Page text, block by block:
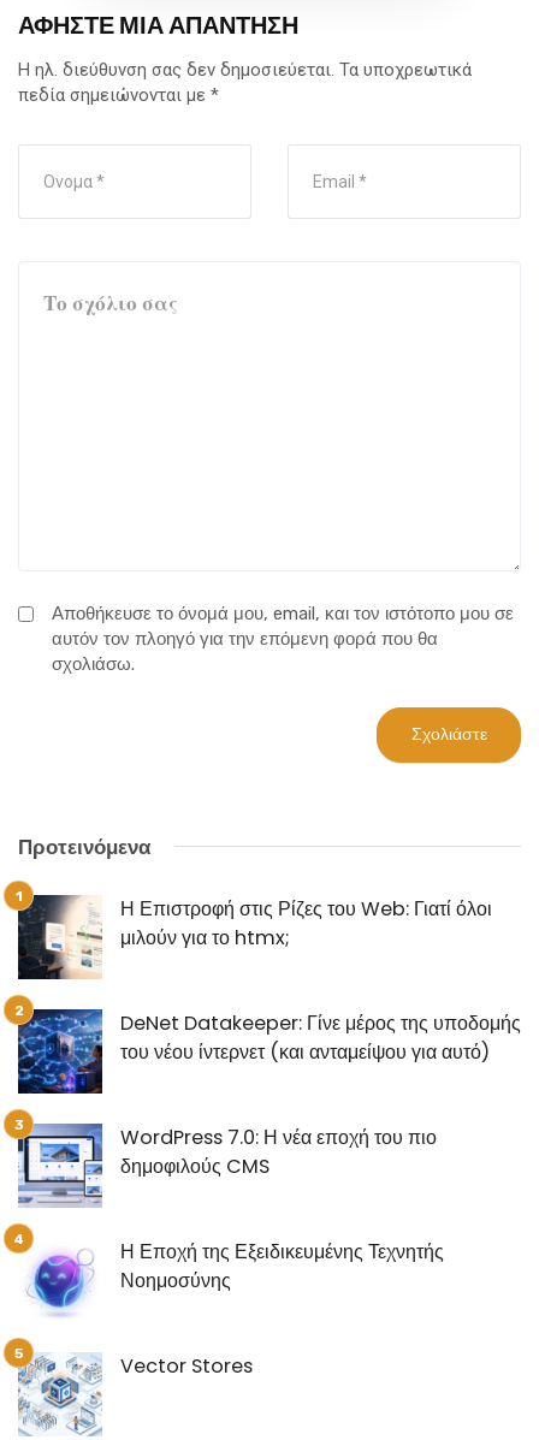
ΑΦΉΣΤΕ ΜΙΑ ΑΠΆΝΤΗΣΗ
Η ηλ. διεύθυνση σας δεν δημοσιεύεται. Τα υποχρεωτικά
πεδία σημειώνονται με *
Αποθήκευσε το όνομά μου, email, και τον ιστότοπο μου σε
αυτόν τον πλοηγό για την επόμενη φορά που θα
σχολιάσω.
Προτεινόμενα
Η Επιστροφή στις Ρίζες του Web: Γιατί όλοι
μιλούν για το htmx;
DeNet Datakeeper: Γίνε μέρος της υποδομής
του νέου ίντερνετ (και ανταμείψου για αυτό)
WordPress 7.0: Η νέα εποχή του πιο
δημοφιλούς CMS
Η Εποχή της Εξειδικευμένης Τεχνητής
Νοημοσύνης
Vector Stores